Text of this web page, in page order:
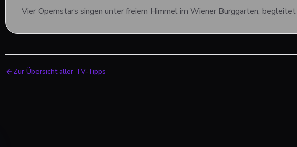
Vier Opernstars singen unter freiem Himmel im Wiener Burggarten,
Zur Übersicht aller TV-Tipps